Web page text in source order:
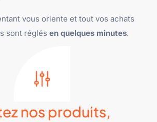
vous oriente et tout vos achats
sont réglés en quelques minutes.
nos produits,